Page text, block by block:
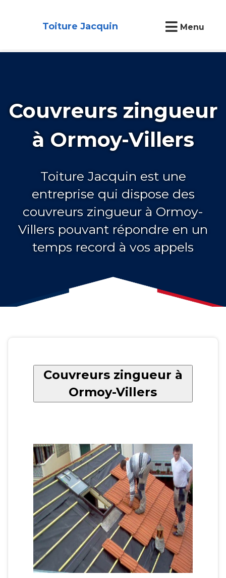
Toiture Jacquin Menu
Couvreurs zingueur
à Ormoy-Villers
Toiture Jacquin est une
entreprise qui dispose des
couvreurs zingueur à Ormoy-
Villers pouvant répondre en un
temps record à vos appels
Couvreurs zingueur à
Ormoy-Villers